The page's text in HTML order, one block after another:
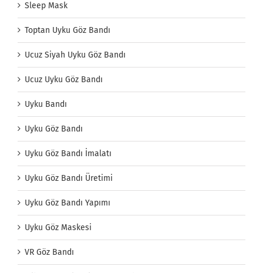
Sleep Mask
Toptan Uyku Göz Bandı
Ucuz Siyah Uyku Göz Bandı
Ucuz Uyku Göz Bandı
Uyku Bandı
Uyku Göz Bandı
Uyku Göz Bandı İmalatı
Uyku Göz Bandı Üretimi
Uyku Göz Bandı Yapımı
Uyku Göz Maskesi
VR Göz Bandı